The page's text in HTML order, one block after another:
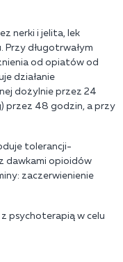
nerki i jelita, lek
Przy długotrwałym
od opiatów od
działanie
dożylnie przez 24
przez 48 godzin, a przy
tolerancji-
dawkami opioidów
zaczerwienienie
psychoterapią w celu